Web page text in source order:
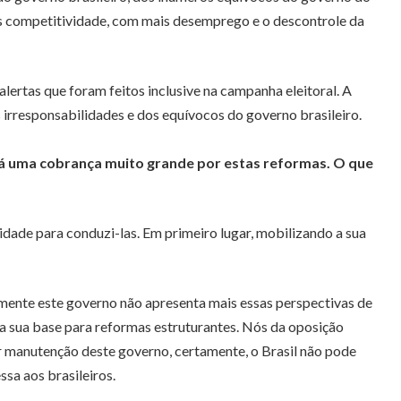
com mais desemprego e o descontrole da
que foram feitos inclusive na campanha eleitoral. A
e dos equívocos do governo brasileiro.
cobrança muito grande por estas reformas. O que
para conduzi-las. Em primeiro lugar, mobilizando a sua
este governo não apresenta mais essas perspectivas de
base para reformas estruturantes. Nós da oposição
deste governo, certamente, o Brasil não pode
aos brasileiros.